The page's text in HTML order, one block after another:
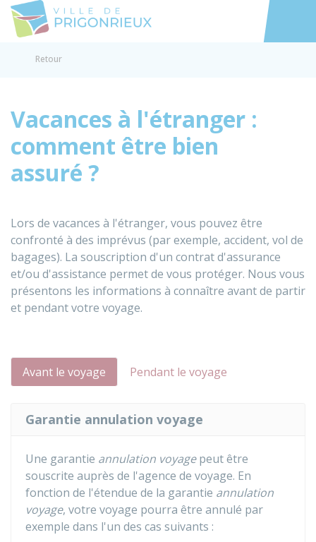
Accéder
Retour
Vacances à l'étranger :
comment être bien
assuré ?
Lors de vacances à l'étranger, vous pouvez être
confronté à des imprévus (par exemple, accident, vol de
bagages). La souscription d'un contrat d'assurance
et/ou d'assistance permet de vous protéger. Nous vous
présentons les informations à connaître avant de partir
et pendant votre voyage.
Avant le voyage Pendant le voyage
Garantie annulation voyage
Une garantie annulation voyagepeut être
souscrite auprès de l'agence de voyage. En
fonction de l'étendue de la garantie annulation
voyage, votre voyage pourra être annulé par
exemple dans l'un des cas suivants :